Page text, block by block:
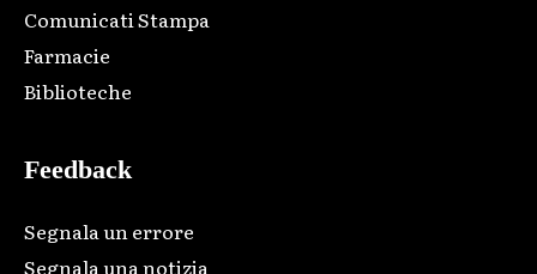
Comunicati Stampa
Farmacie
Biblioteche
Feedback
Segnala un errore
Segnala una notizia